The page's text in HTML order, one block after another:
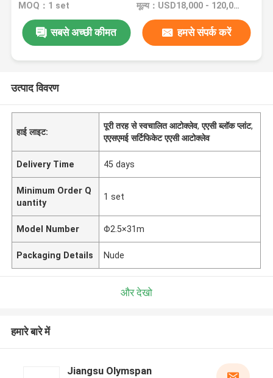
MOQ：1 set मूल्य：USD18,000 - 120,000 Set
सबसे अच्छी कीमत हमसे संपर्क करें
उत्पाद विवरण
हाई लाइट:
पूरी तरह से स्वचालित आटोक्लेव,एएसी ब्लॉक प्लांट,
एएसएमई सर्टिफिकेट एएसी आटोक्लेव
Delivery Time 45 days
Minimum Order Q
uantity
1 set
Model Number Φ2.5×31m
Packaging Details Nude
और देखो
हमारे बारे में
Jiangsu Olymspan